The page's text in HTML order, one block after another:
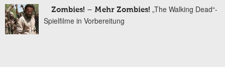
Zombies! – Mehr Zombies! „The Walking Dead“-
Spielfilme in Vorbereitung